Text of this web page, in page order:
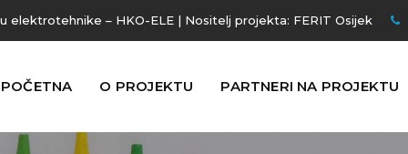
elektrotehnike – HKO-ELE | Nositelj projekta: FERIT Osijek
POČETNA O PROJEKTU PARTNERI NA PROJEKTU